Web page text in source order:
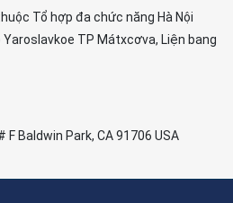
Tổ hợp đa chức năng Hà Nội
TP Mátxcơva, Liện bang
Baldwin Park, CA 91706 USA